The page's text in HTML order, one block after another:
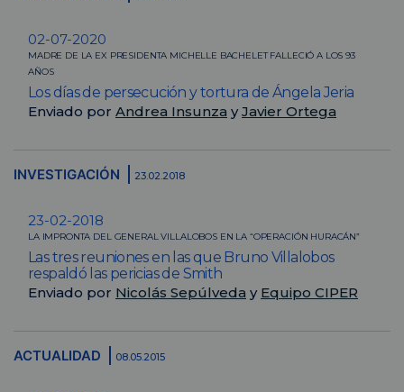
02-07-2020
MADRE DE LA EX PRESIDENTA MICHELLE BACHELET FALLECIÓ A LOS 93
AÑOS
Los días de persecución y tortura de Ángela Jeria
Enviado por Andrea Insunza yJavier Ortega
INVESTIGACIÓN 23.02.2018
23-02-2018
LA IMPRONTA DEL GENERAL VILLALOBOS EN LA “OPERACIÓN HURACÁN”
Las tres reuniones en las que Bruno Villalobos
respaldó las pericias de Smith
Enviado por Nicolás Sepúlveda y Equipo CIPER
ACTUALIDAD 08.05.2015